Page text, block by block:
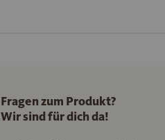
Fragen zum Produkt?
Wir sind für dich da!